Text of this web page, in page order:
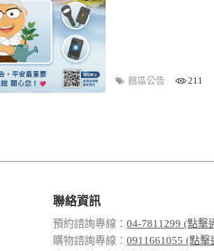
館區公告 211
聯絡資訊
預約諮詢專線：04-7811299 (點擊
購物諮詢專線：0911661055 (點擊